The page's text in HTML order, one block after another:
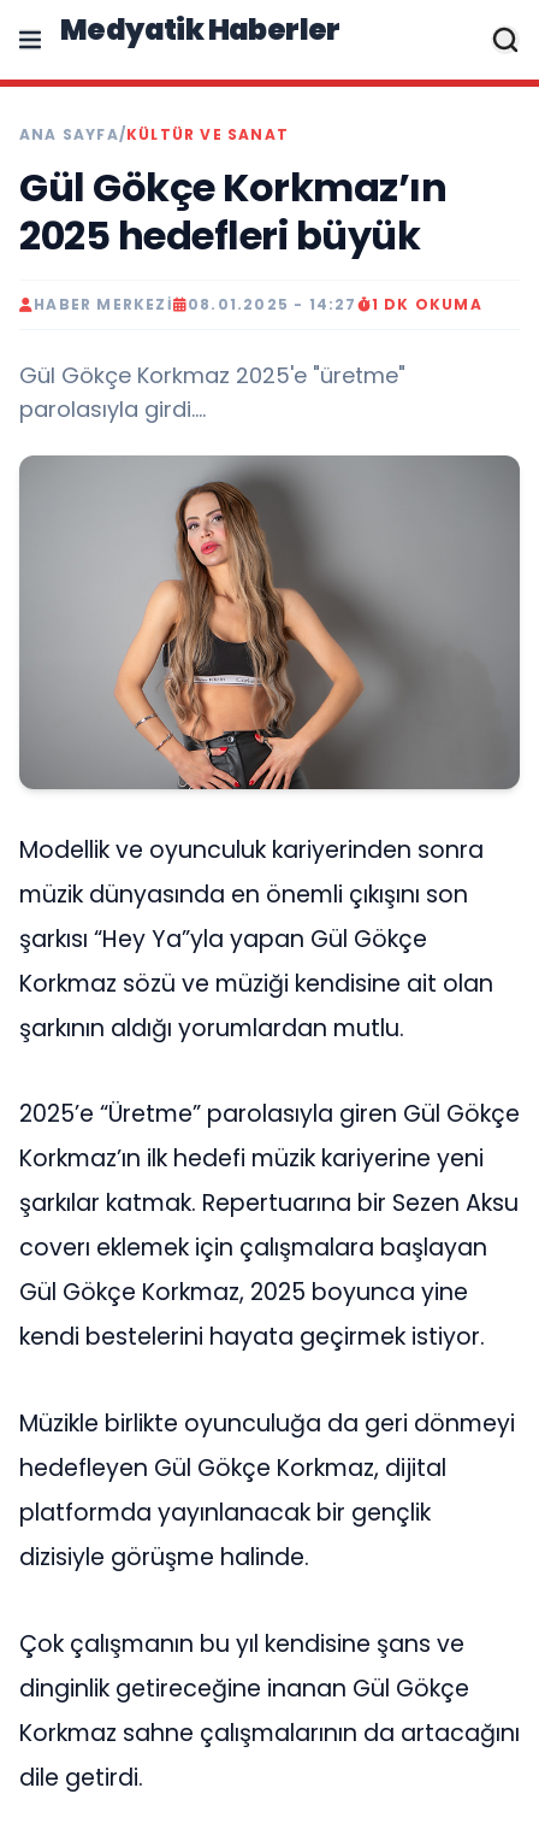
Medyatik Haberler
ANA SAYFA/KÜLTÜR VE SANAT
Gül Gökçe Korkmaz’ın
2025 hedefleri büyük
HABER MERKEZI 08.01.2025 - 14:27 1 DK OKUMA
Gül Gökçe Korkmaz 2025'e "üretme"
parolasıyla girdi....
Modellik ve oyunculuk kariyerinden sonra
müzik dünyasında en önemli çıkışını son
şarkısı “Hey Ya”yla yapan Gül Gökçe
Korkmaz sözü ve müziği kendisine ait olan
şarkının aldığı yorumlardan mutlu.
2025’e “Üretme” parolasıyla giren Gül Gökçe
Korkmaz’ın ilk hedefi müzik kariyerine yeni
şarkılar katmak. Repertuarına bir Sezen Aksu
coverı eklemek için çalışmalara başlayan
Gül Gökçe Korkmaz, 2025 boyunca yine
kendi bestelerini hayata geçirmek istiyor.
Müzikle birlikte oyunculuğa da geri dönmeyi
hedefleyen Gül Gökçe Korkmaz, dijital
platformda yayınlanacak bir gençlik
dizisiyle görüşme halinde.
Çok çalışmanın bu yıl kendisine şans ve
dinginlik getireceğine inanan Gül Gökçe
Korkmaz sahne çalışmalarının da artacağını
dile getirdi.